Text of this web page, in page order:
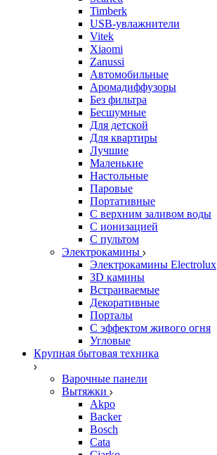
Timberk
USB-увлажнители
Vitek
Xiaomi
Zanussi
Автомобильные
Аромадиффузоры
Без фильтра
Бесшумные
Для детской
Для квартиры
Лучшие
Маленькие
Настольные
Паровые
Портативные
С верхним заливом воды
С ионизацией
С пультом
Электрокамины
Электрокамины Electrolux
3D камины
Встраиваемые
Декоративные
Порталы
С эффектом живого огня
Угловые
Крупная бытовая техника
Варочные панели
Вытяжки
Akpo
Backer
Bosch
Cata